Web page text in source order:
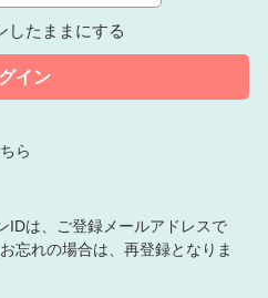
したままにする
イン
ら
IDは、ご登録メールアドレスで
忘れの場合は、再登録となりま